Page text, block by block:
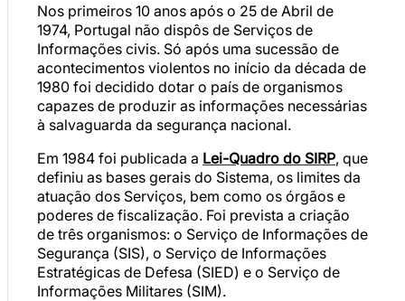
Nos primeiros 10 anos após o 25 de Abril de
1974, Portugal não dispôs de Serviços de
Informações civis. Só após uma sucessão de
acontecimentos violentos no início da década de
1980 foi decidido dotar o país de organismos
capazes de produzir as informações necessárias
à salvaguarda da segurança nacional.
Em 1984 foi publicada a Lei-Quadro do SIRP, que
definiu as bases gerais do Sistema, os limites da
atuação dos Serviços, bem como os órgãos e
poderes de fiscalização. Foi prevista a criação
de três organismos: o Serviço de Informações de
Segurança (SIS), o Serviço de Informações
Estratégicas de Defesa (SIED) e o Serviço de
Informações Militares (SIM).